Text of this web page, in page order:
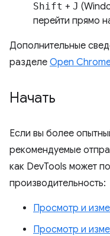
Shift + J
перейти прямо
Дополнительные
разделе Open
Начать
Если вы более
рекомендуемые
как DevTools может
производительность:
Просмотр и
Просмотр и